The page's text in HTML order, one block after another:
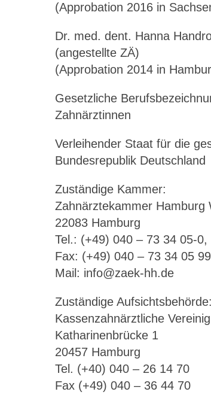
(Approbation 2016 in
Dr. med. dent. Hanna
(angestellte ZÄ)
(Approbation 2014 in
Gesetzliche
Zahnärztinnen
Verleihender Staat für die
Bundesrepublik Deutschland
Zuständige Kammer:
Zahnärztekammer Hamburg
22083 Hamburg
Tel.: (+49) 040 – 73 34 05-0,
Fax: (+49) 040 – 73 34 05
Mail: info@zaek-hh.de
Zuständige Aufsichtsbehörde:
Kassenzahnärztliche
Katharinenbrücke 1
20457 Hamburg
Tel. (+40) 040 – 26 14 70
Fax (+49) 040 – 36 44 70